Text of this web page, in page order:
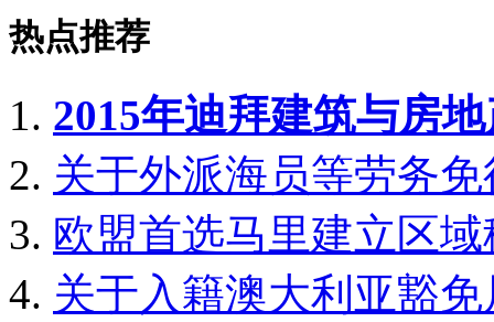
热点推荐
2015年迪拜建筑与房
关于外派海员等劳务
欧盟首选马里建立区
关于入籍澳大利亚豁